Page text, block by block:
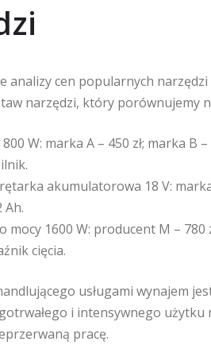
analizy cen popularnych
narzędzi, który porównujemy
W: marka A – 450 zł; marka B
akumulatorowa 18 V: marka
Ah.
mocy 1600 W: producent M –
cięcia.
usługami wynajem
i intensywnego
pracę.